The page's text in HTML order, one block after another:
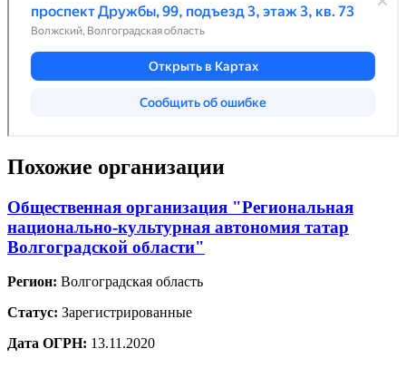
Похожие организации
Общественная организация "Региональная
национально-культурная автономия татар
Волгоградской области"
Регион: Волгоградская область
Статус: Зарегистрированные
Дата ОГРН: 13.11.2020